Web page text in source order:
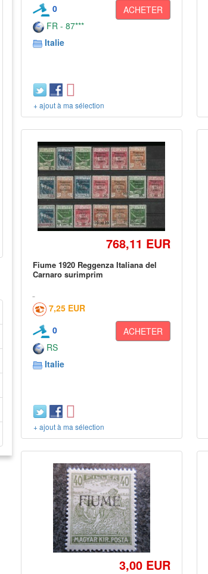
0
ACHETER
FR - 87***
Italie
+ ajout à ma sélection
768,11 EUR
Fiume 1920 Reggenza Italiana del
Carnaro surimprim
7,25 EUR
0
ACHETER
RS
Italie
+ ajout à ma sélection
3,00 EUR